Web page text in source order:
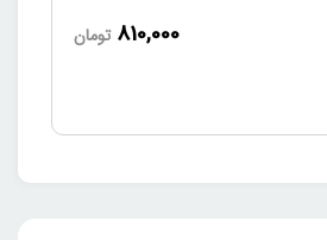
810,000 تومان